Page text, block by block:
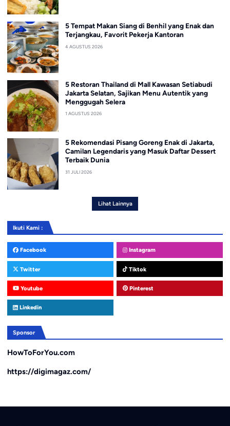
5 Tempat Makan Siang di Benhil yang Enak dan
Terjangkau, Favorit Pekerja Kantoran
4 AGUSTUS 2026
5 Restoran Thailand di Mall Kawasan Setiabudi
Jakarta Selatan, Sajikan Menu Autentik yang
Menggugah Selera
1 AGUSTUS 2026
5 Rekomendasi Pisang Goreng Enak di Jakarta,
Camilan Legendaris yang Masuk Daftar Dessert
Terbaik Dunia
31 JULI 2026
Lihat Lainnya
Ikuti Kami :
Facebook Instagram
Twitter Tiktok
Youtube Pinterest
Linkedin
Sponsor
HowToForYou.com
https://digimagaz.com/